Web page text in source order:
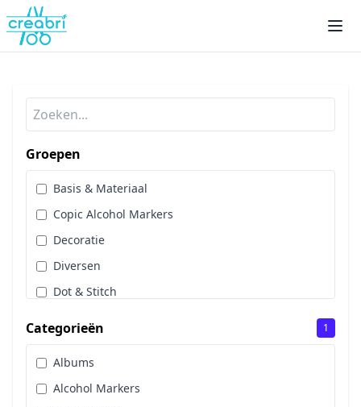
Groepen
Basis & Materiaal
Copic Alcohol Markers
Decoratie
Diversen
Dot & Stitch
Sale
Stans, Embos & Stencils
Stempels
Categorieën 1
Albums
Alcohol Markers